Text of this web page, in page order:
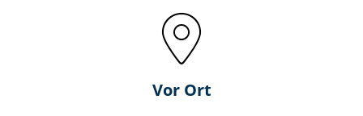
Vor Ort